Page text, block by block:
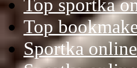
Top sportka
Top
Sportka